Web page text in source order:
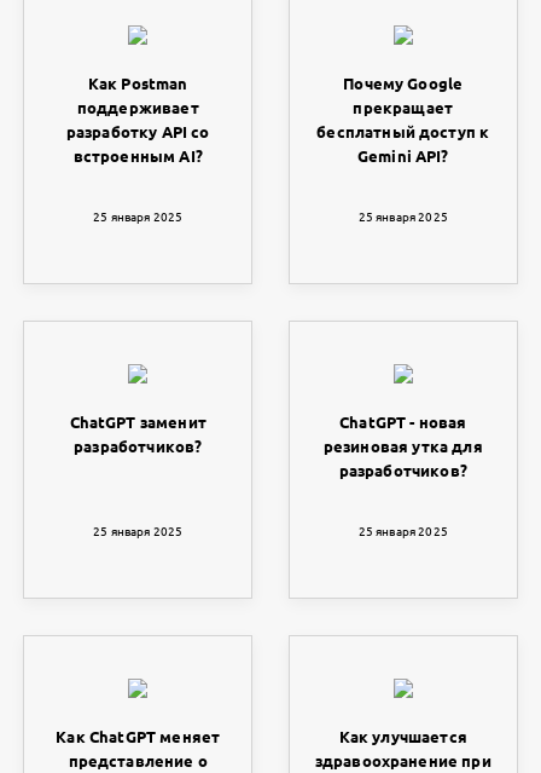
Как Postman
поддерживает
разработку API со
встроенным AI?
25 января 2025
Почему Google
прекращает
бесплатный доступ к
Gemini API?
25 января 2025
ChatGPT заменит
разработчиков?
25 января 2025
ChatGPT - новая
резиновая утка для
разработчиков?
25 января 2025
Как ChatGPT меняет
представление о
Как улучшается
здравоохранение при